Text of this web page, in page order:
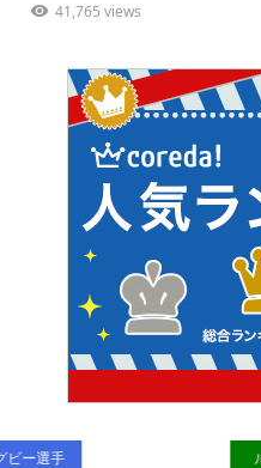
41,765 views